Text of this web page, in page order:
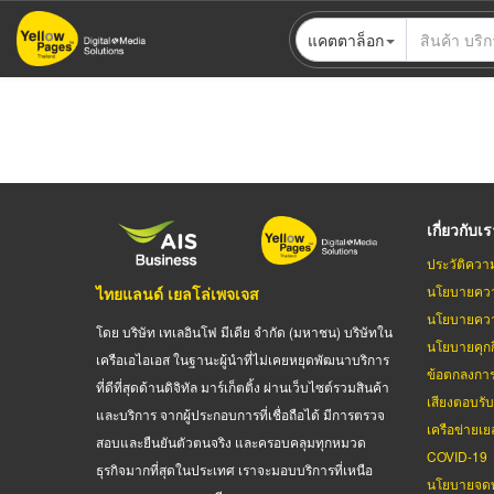
ข้าม
ไป
แคตตาล็อก
ไทยแลนด์ เยลโล่เพจเจส
โดย บริษัท เทเลอินโฟ มีเดีย จำกัด (มหาชน) บริษัทใน
เครือเอไอเอส ในฐานะผู้นำที่ไม่เคยหยุดพัฒนาบริการ
ที่ดีที่สุดด้านดิจิทัล มาร์เก็ตติ้ง ผ่านเว็บไซต์รวมสินค้า
และบริการ จากผู้ประกอบการที่เชื่อถือได้ มีการตรวจ
สอบและยืนยันตัวตนจริง และครอบคลุมทุกหมวด
ธุรกิจมากที่สุดในประเทศ เราจะมอบบริการที่เหนือ
เกี่ยวกับเ
ประวัติควา
นโยบายค
นโยบายคว
นโยบายคุก
ข้อตกลงกา
เสียงตอบ
เครือข่ายเ
COVID-19
นโยบายจด